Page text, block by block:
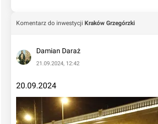
Komentarz do inwestycji Kraków Grzegórzki
Damian Daraż
21.09.2024, 12:42
20.09.2024